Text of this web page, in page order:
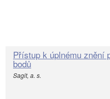
Přístup k úplnému znění
bodů
Sagit, a. s.